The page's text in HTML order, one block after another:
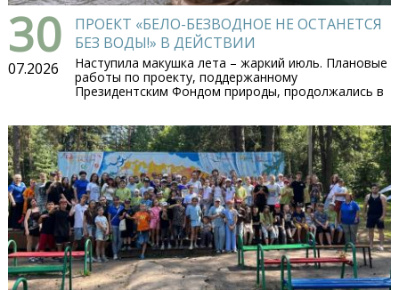
30
07.2026
ПРОЕКТ «БЕЛО-БЕЗВОДНОЕ НЕ ОСТАНЕТСЯ
БЕЗ ВОДЫ!» В ДЕЙСТВИИ
Наступила макушка лета – жаркий июль. Плановые
работы по проекту, поддержанному
Президентским Фондом природы, продолжались в